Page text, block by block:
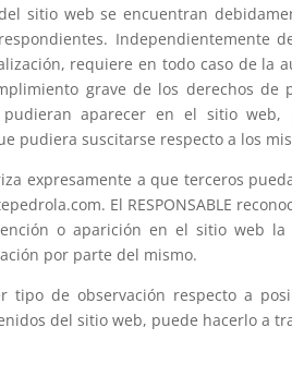
sitio web se encuentran
requiere en todo caso de la
grave de los derechos
pudieran aparecer en el sitio
pudiera suscitarse respecto a los
expresamente a que terceros
El RESPONSABLE
o aparición en el sitio web la
por parte del mismo.
tipo de observación respecto a
del sitio web, puede hacerlo a